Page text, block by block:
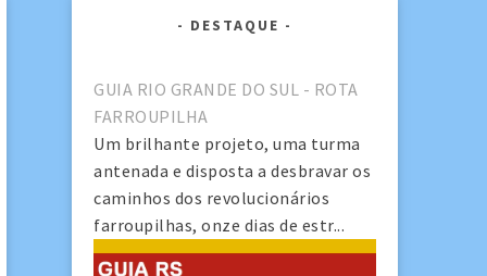
DESTAQUE
GUIA RIO GRANDE DO SUL - ROTA
FARROUPILHA
Um brilhante projeto, uma turma
antenada e disposta a desbravar os
caminhos dos revolucionários
farroupilhas, onze dias de estr...